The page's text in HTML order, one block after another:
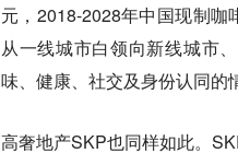
元，2018-2028年中国现制
从一线城市白领向新线城市
味、健康、社交及身份认同的
高奢地产SKP也同样如此。